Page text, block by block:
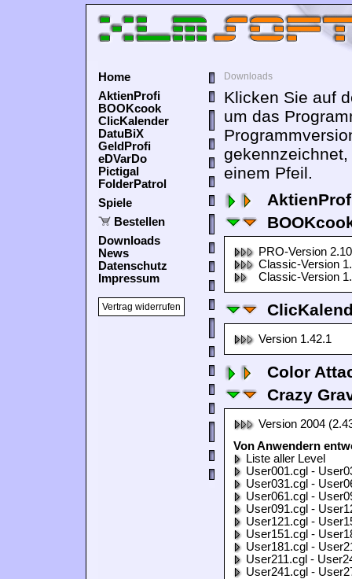
Home
AktienProfi
BOOKcook
ClicKalender
DatuBiX
GeldProfi
eDVarDo
Pictigal
FolderPatrol
Spiele
Bestellen
Downloads
News
Datenschutz
Impressum
Vertrag widerrufen
Downloads
Klicken Sie auf
um das
einem Pfeil.
PRO-Version
Classic-Version
Classic-Version
Version 1.42.1
Color
Crazy
Version 2004
Von Anwendern
Liste aller Level
User001.cgl -
User031.cgl -
User061.cgl -
User091.cgl -
User121.cgl -
User151.cgl -
User181.cgl -
User211.cgl -
User241.cgl -